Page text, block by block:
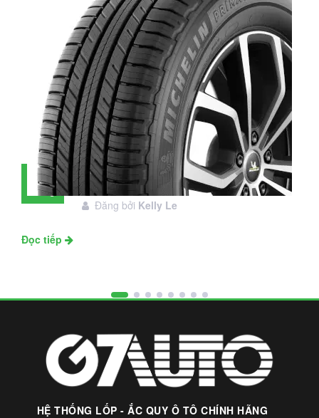
28
Tháng
Đánh giá lốp Michelin Primacy SUV:
Đáng đầu tư không?
Đăng bởi Kelly Le
Đọc tiếp
HỆ THỐNG LỐP - ẮC QUY Ô TÔ CHÍNH HÃNG